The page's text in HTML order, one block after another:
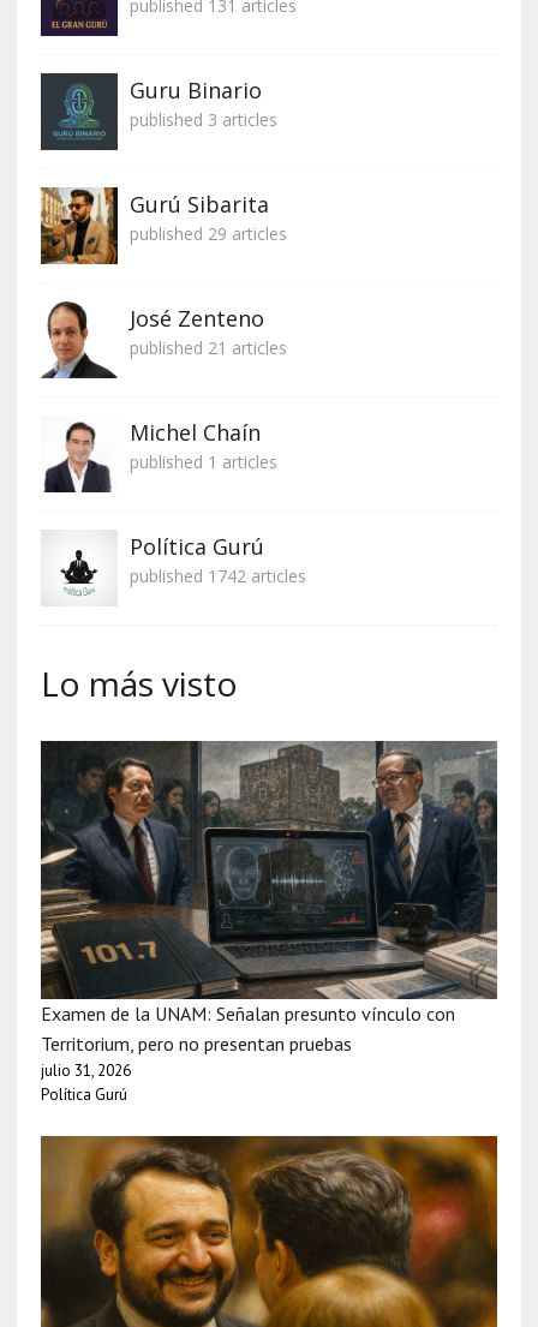
published 131 articles
Guru Binario
published 3 articles
Gurú Sibarita
published 29 articles
José Zenteno
published 21 articles
Michel Chaín
published 1 articles
Política Gurú
published 1742 articles
Lo más visto
Examen de la UNAM: Señalan presunto vínculo con
Territorium, pero no presentan pruebas
julio 31, 2026
Política Gurú